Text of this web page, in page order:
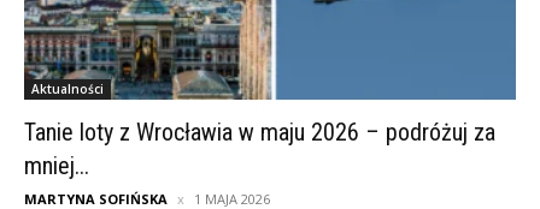
Aktualności
Tanie loty z Wrocławia w maju 2026 – podróżuj za
mniej...
MARTYNA SOFIŃSKA 1 MAJA 2026